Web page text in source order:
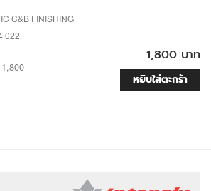
C&B FINISHING
022
1,800 บาท
หยิบใส่ตะกร้า